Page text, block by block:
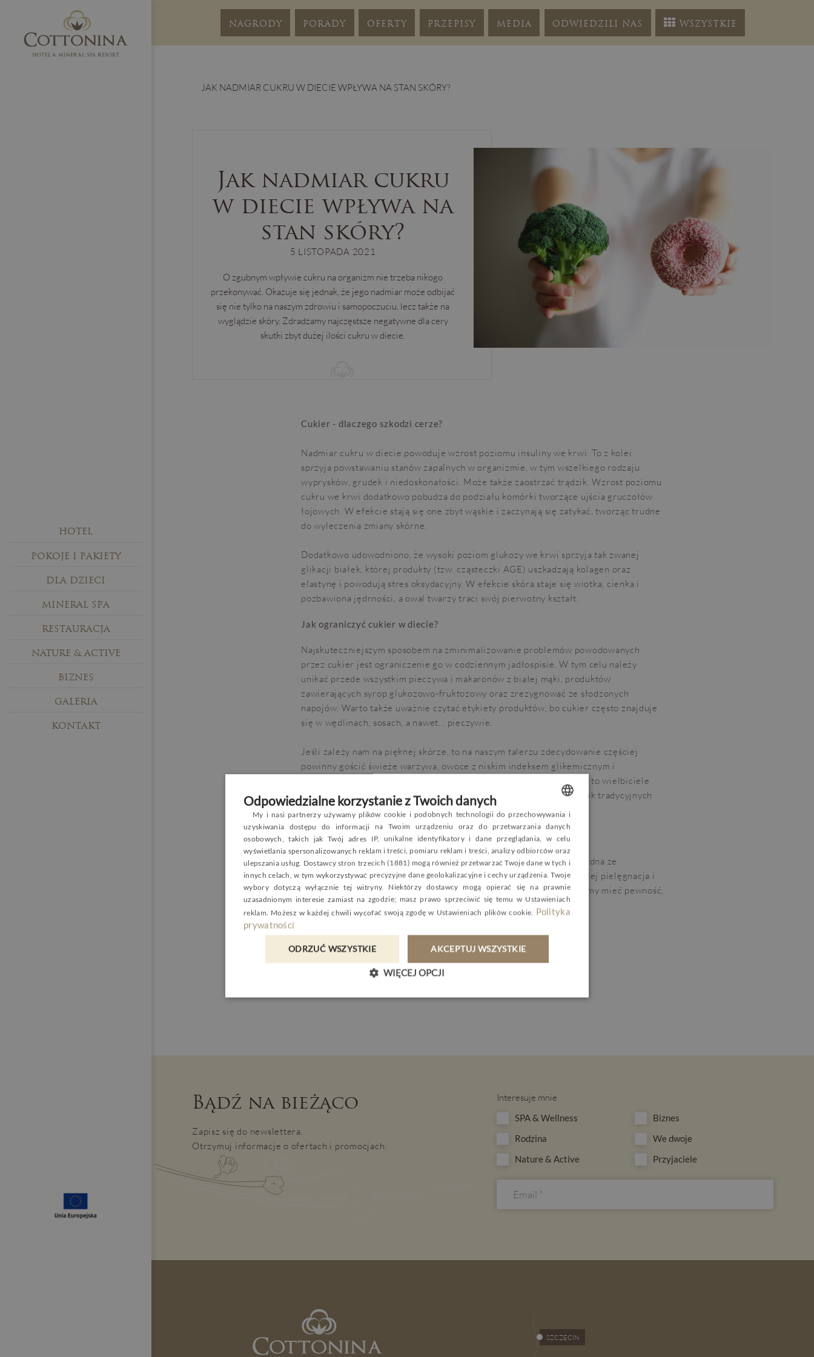
HOTEL
POKOJE I PAKIETY
DLA DZIECI
MINERAL SPA
RESTAURACJA
NATURE & ACTIVE
BIZNES
GALERIA
KONTAKT
NAGRODY PORADY OFERTY PRZEPISY MEDIA ODWIEDZILI NAS WSZYSTKIE
JAK NADMIAR CUKRU W DIECIE WPŁYWA NA STAN SKÓRY?
Jak nadmiar cukru
w diecie wpływa na
stan skóry?
5 LISTOPADA 2021
O zgubnym wpływie cukru na organizm nie trzeba nikogo
przekonywać. Okazuje się jednak, że jego nadmiar może odbijać
się nie tylko na naszym zdrowiu i samopoczuciu, lecz także na
wyglądzie skóry. Zdradzamy najczęstsze negatywne dla cery
skutki zbyt dużej ilości cukru w diecie.
Cukier - dlaczego szkodzi cerze?
Nadmiar cukru w diecie powoduje wzrost poziomu insuliny we krwi. To z kolei
sprzyja powstawaniu stanów zapalnych w organizmie, w tym wszelkiego rodzaju
wyprysków, grudek i niedoskonałości. Może także zaostrzać trądzik. Wzrost poziomu
cukru we krwi dodatkowo pobudza do podziału komórki tworzące ujścia gruczołów
łojowych. W efekcie stają się one zbyt wąskie i zaczynają się zatykać, tworząc trudne
do wyleczenia zmiany skórne.
Dodatkowo udowodniono, że wysoki poziom glukozy we krwi sprzyja tak zwanej
glikacji białek, której produkty (tzw. cząsteczki AGE) uszkadzają kolagen oraz
elastynę i powodują stres oksydacyjny. W efekcie skóra staje się wiotka, cienka i
pozbawiona jędrności, a owal twarzy traci swój pierwotny kształt.
Jak ograniczyć cukier w diecie?
Najskuteczniejszym sposobem na zminimalizowanie problemów powodowanych
przez cukier jest ograniczenie go w codziennym jadłospisie. W tym celu należy
unikać przede wszystkim pieczywa i makaronów z białej mąki, produktów
zawierających syrop glukozowo-fruktozowy oraz zrezygnować ze słodzonych
napojów. Warto także uważnie czytać etykiety produktów, bo cukier często znajduje
się w wędlinach, sosach, a nawet… pieczywie.
Jeśli zależy nam na pięknej skórze, to na naszym talerzu zdecydowanie częściej
powinny gościć świeże warzywa, owoce z niskim indeksem glikemicznym i
pełnoziarniste produkty zbożowe. Jeśli zaś chodzi o kawę i herbatę, to wielbiciele
słodkiego smaku powinni rozważyć ksylitol, czyli zdrowszy zamiennik tradycyjnych
białych kryształków.
Piękna i zdrowa cera
Oczywiście należy mieć na uwadze, że odpowiednia dieta to tylko jedna ze
składowych zdrowej i promiennej cery. Równie istotne są właściwa jej pielęgnacja i
odpowiednia ilość snu. Gdy zadbamy o te wszystkie elementy, możemy mieć pewność,
że skóra odwdzięczy się nam piękniejszym i zdrowszym wyglądem.
Autor wpisu:
Justyna Żukowska-Bodnar- Doradca ds. SPA
Bądź na bieżąco
Zapisz się do newslettera.
Otrzymuj informacje o ofertach i promocjach.
Interesuje mnie
SPA & Wellness
Biznes
Rodzina
We dwoje
Nature & Active
Przyjaciele
SZCZECIN
ENGLISH
GERMAN
Odpowiedzialne korzystanie z Twoich danych
My i nasi partnerzy używamy plików cookie i podobnych technologii do przechowywania i
uzyskiwania dostępu do informacji na Twoim urządzeniu oraz do przetwarzania danych
osobowych, takich jak Twój adres IP, unikalne identyfikatory i dane przeglądania, w celu
wyświetlania spersonalizowanych reklam i treści, pomiaru reklam i treści, analizy odbiorców oraz
ulepszania usług. Dostawcy stron trzecich (1881) mogą również przetwarzać Twoje dane w tych i
innych celach, w tym wykorzystywać precyzyjne dane geolokalizacyjne i cechy urządzenia. Twoje
wybory dotyczą wyłącznie tej witryny. Niektórzy dostawcy mogą opierać się na prawnie
uzasadnionym interesie zamiast na zgodzie; masz prawo sprzeciwić się temu w Ustawieniach
reklam . Możesz w każdej chwili wycofać swoją zgodę w Ustawieniach plików cookie. Polityka
prywatności
AKCEPTUJ WSZYSTKIE
ODRZUĆ WSZYSTKIE
WIĘCEJ OPCJI